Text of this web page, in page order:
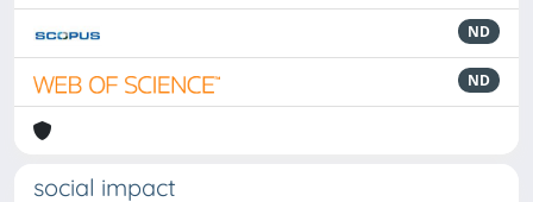
ND
ND
social impact